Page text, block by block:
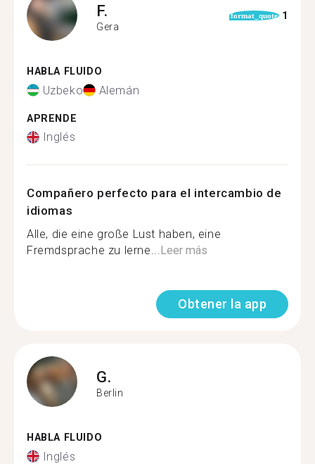
F.
Gera
format_quote 1
HABLA FLUIDO
Uzbeko Alemán
APRENDE
Inglés
Compañero perfecto para el intercambio de
idiomas
Alle, die eine große Lust haben, eine
Fremdsprache zu lerne...Leer más
Obtener la app
G.
Berlin
HABLA FLUIDO
Inglés